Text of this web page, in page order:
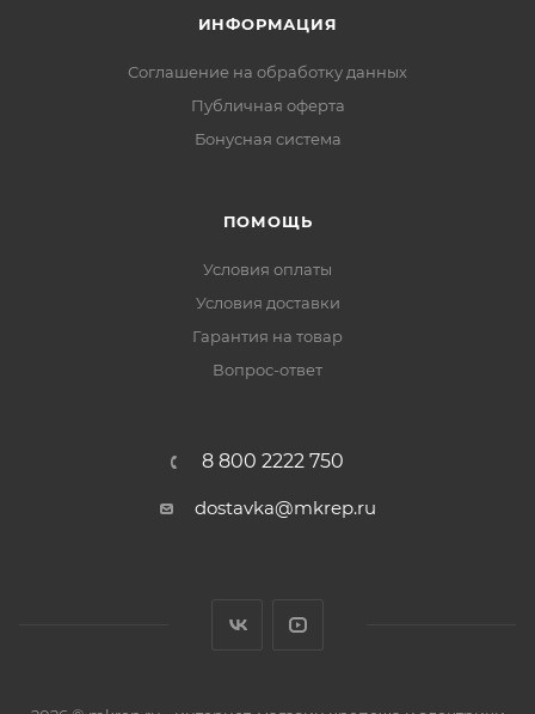
ИНФОРМАЦИЯ
Соглашение на обработку данных
Публичная оферта
Бонусная система
ПОМОЩЬ
Условия оплаты
Условия доставки
Гарантия на товар
Вопрос-ответ
8 800 2222 750
dostavka@mkrep.ru